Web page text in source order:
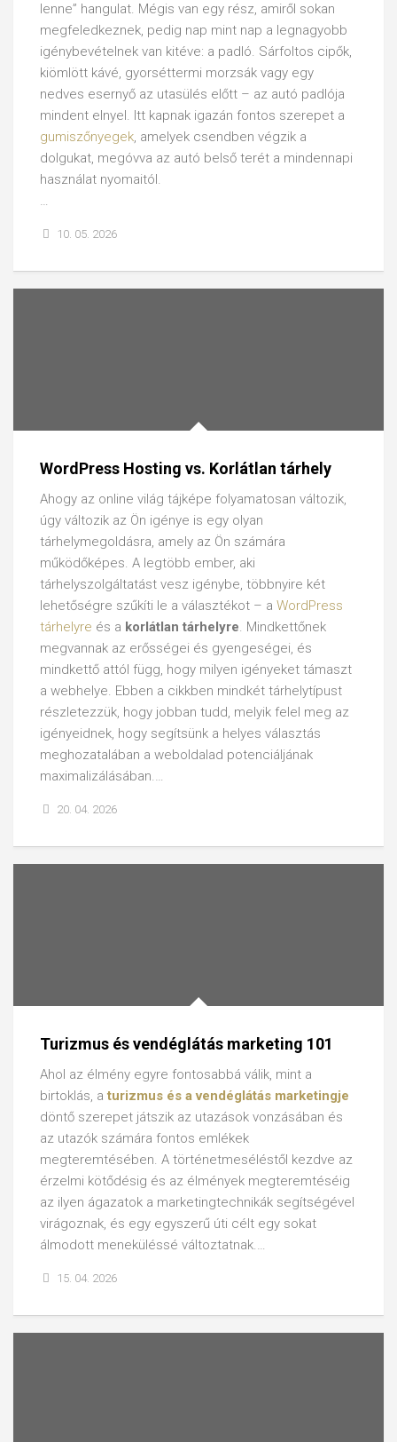
lenne” hangulat. Mégis van egy rész, amiről sokan
megfeledkeznek, pedig nap mint nap a legnagyobb
igénybevételnek van kitéve: a padló. Sárfoltos cipők,
kiömlött kávé, gyorséttermi morzsák vagy egy
nedves esernyő az utasülés előtt – az autó padlója
mindent elnyel. Itt kapnak igazán fontos szerepet a
gumiszőnyegek, amelyek csendben végzik a
dolgukat, megóvva az autó belső terét a mindennapi
használat nyomaitól.
…
10. 05. 2026
WordPress Hosting vs. Korlátlan tárhely
Ahogy az online világ tájképe folyamatosan változik,
úgy változik az Ön igénye is egy olyan
tárhelymegoldásra, amely az Ön számára
működőképes. A legtöbb ember, aki
tárhelyszolgáltatást vesz igénybe, többnyire két
lehetőségre szűkíti le a választékot – a WordPress
tárhelyre és a korlátlan tárhelyre. Mindkettőnek
megvannak az erősségei és gyengeségei, és
mindkettő attól függ, hogy milyen igényeket támaszt
a webhelye. Ebben a cikkben mindkét tárhelytípust
részletezzük, hogy jobban tudd, melyik felel meg az
igényeidnek, hogy segítsünk a helyes választás
meghozatalában a weboldalad potenciáljának
maximalizálásában.…
20. 04. 2026
Turizmus és vendéglátás marketing 101
Ahol az élmény egyre fontosabbá válik, mint a
birtoklás, a turizmus és a vendéglátás marketingje
döntő szerepet játszik az utazások vonzásában és
az utazók számára fontos emlékek
megteremtésében. A történetmeséléstől kezdve az
érzelmi kötődésig és az élmények megteremtéséig
az ilyen ágazatok a marketingtechnikák segítségével
virágoznak, és egy egyszerű úti célt egy sokat
álmodott meneküléssé változtatnak.…
15. 04. 2026